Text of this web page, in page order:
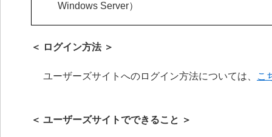
Windows Server）
＜ ログイン方法 ＞
ユーザーズサイトへのログイン方法については、 こ
＜ ユーザーズサイトでできること ＞